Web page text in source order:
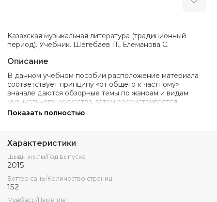
Казахская музыкальная литература (традиционный
период). Учебник. Шегебаев П., Елеманова С.
Описание
В данном учебном пособии расположение материала
соответствует принципу «от общего к частному»:
вначале даются обзорные темы по жанрам и видам
музыкального искусства, затем рассматривается
творчество народно профессиональных кюйши и
Показать полностью
Характеристики
Шыққан жылы/Год выпуска
2015
Беттер саны/Количество страниц
152
Мұқабасы/Переплет